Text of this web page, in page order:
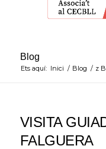
Blog
Ets aquí: Inici / Blog / z
VISITA
FALGUERA